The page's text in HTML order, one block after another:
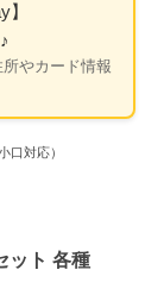
】
やカード情報
対応）
ット 各種